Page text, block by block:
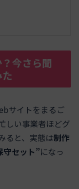
今さら聞
サイトをまるご
しい事業者ほどグ
ると、実態は制作
守セット”になっ